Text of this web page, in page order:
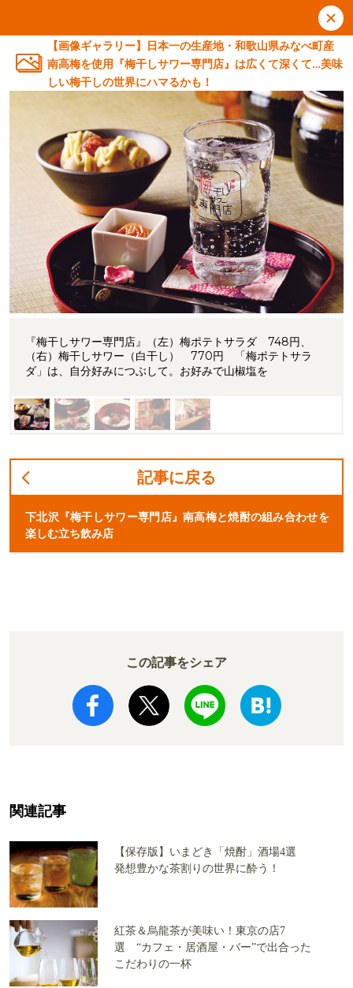
【画像ギャラリー】日本一の生産地・和歌山県みなべ町産
南高梅を使用『梅干しサワー専門店』は広くて深くて…美味
しい梅干しの世界にハマるかも！
『梅干しサワー専門店』（左）梅ポテトサラダ 748円、
（右）梅干しサワー（白干し） 770円 「梅ポテトサラ
ダ」は、自分好みにつぶして。お好みで山椒塩を
記事に戻る
下北沢『梅干しサワー専門店』南高梅と焼酎の組み合わせを
楽しむ立ち飲み店
この記事をシェア
関連記事
【保存版】いまどき「焼酎」酒場4選
発想豊かな茶割りの世界に酔う！
紅茶＆烏龍茶が美味い！東京の店7
選 “カフェ・居酒屋・バー”で出合った
こだわりの一杯